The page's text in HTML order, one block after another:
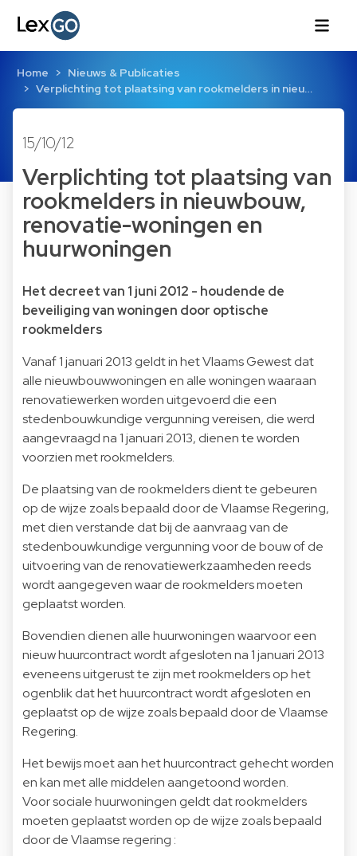
Home
Nieuws & Publicaties
Verplichting tot plaatsing van rookmelders in nieu…
15/10/12
Verplichting tot plaatsing van
rookmelders in nieuwbouw,
renovatie-woningen en
huurwoningen
Het decreet van 1 juni 2012 - houdende de
beveiliging van woningen door optische
rookmelders
Vanaf 1 januari 2013 geldt in het Vlaams Gewest dat
alle nieuwbouwwoningen en alle woningen waaraan
renovatiewerken worden uitgevoerd die een
stedenbouwkundige vergunning vereisen, die werd
aangevraagd na 1 januari 2013, dienen te worden
voorzien met rookmelders.
De plaatsing van de rookmelders dient te gebeuren
op de wijze zoals bepaald door de Vlaamse Regering,
met dien verstande dat bij de aanvraag van de
stedenbouwkundige vergunning voor de bouw of de
uitvoering van de renovatiewerkzaamheden reeds
wordt aangegeven waar de rookmelders moeten
geplaatst worden.
Bovendien dienen alle huurwoningen waarvoor een
nieuw huurcontract wordt afgesloten na 1 januari 2013
eveneens uitgerust te zijn met rookmelders op het
ogenblik dat het huurcontract wordt afgesloten en
geplaatst op de wijze zoals bepaald door de Vlaamse
Regering.
Het bewijs moet aan het huurcontract gehecht worden
en kan met alle middelen aangetoond worden.
Voor sociale huurwoningen geldt dat rookmelders
moeten geplaatst worden op de wijze zoals bepaald
door de Vlaamse regering :